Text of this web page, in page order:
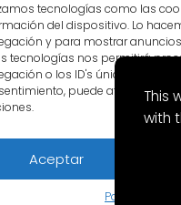
tecnologías como las
del dispositivo. Lo
y para mostrar
tecnologías nos permitirá
o los ID's únicos en este
puede afectar
Aceptar
Política de
This
with